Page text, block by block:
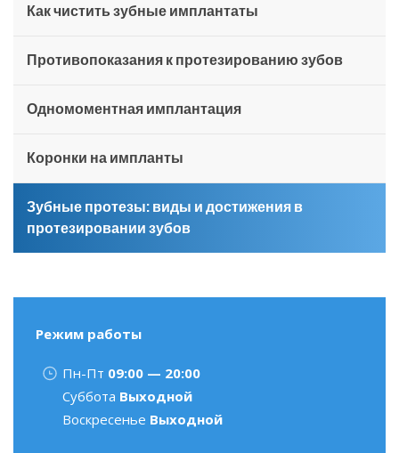
Как чистить зубные имплантаты
Противопоказания к протезированию зубов
Одномоментная имплантация
Коронки на импланты
Зубные протезы: виды и достижения в
протезировании зубов
Режим работы
Пн-Пт 09:00 — 20:00
Суббота Выходной
Воскресенье Выходной